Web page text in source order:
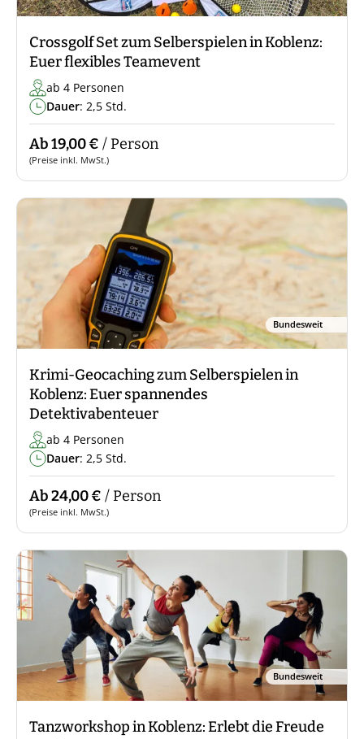
Crossgolf Set zum Selberspielen in Koblenz:
Euer flexibles Teamevent
ab 4 Personen
Dauer: 2,5 Std.
Ab 19,00 € / Person
(Preise inkl. MwSt.)
Bundesweit
Krimi-Geocaching zum Selberspielen in
Koblenz: Euer spannendes
Detektivabenteuer
ab 4 Personen
Dauer: 2,5 Std.
Ab 24,00 € / Person
(Preise inkl. MwSt.)
Bundesweit
Tanzworkshop in Koblenz: Erlebt die Freude